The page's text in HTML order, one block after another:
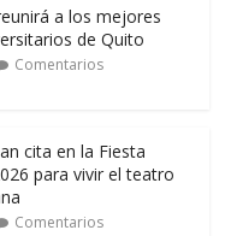
a los mejores
de Quito
Comentarios
cita en la Fiesta
para vivir el teatro
Comentarios